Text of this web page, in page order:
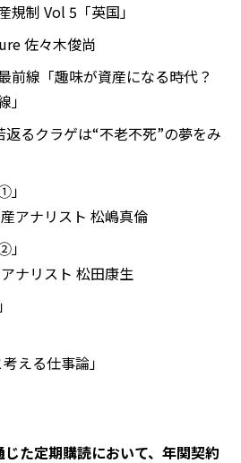
規制 Vol 5「英国」
佐々木俊尚
前線「趣味が資産になる時代？
返るクラゲは“不老不死”の夢をみ
アナリスト 松嶋真倫
ナリスト 松田康生
える仕事論」
じた定期購読において、年関契約